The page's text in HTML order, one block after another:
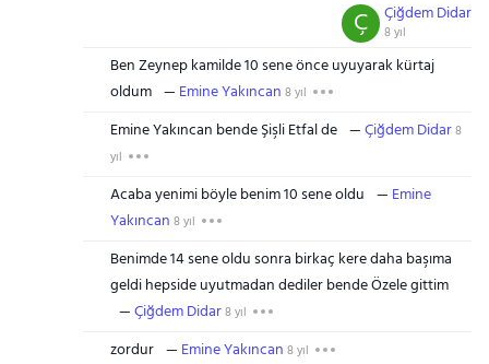
Çiğdem Didar
8 yıl
Ç
Ben Zeynep kamilde 10 sene önce uyuyarak kürtaj
oldum
Emine Yakıncan 8 yıl
Emine Yakıncan bende Şişli Etfal de Çiğdem Didar8
yıl
Acaba yenimi böyle benim 10 sene oldu
Emine
Yakıncan 8 yıl
Benimde 14 sene oldu sonra birkaç kere daha başıma
geldi hepside uyutmadan dediler bende Özele gittim
Çiğdem Didar8 yıl
zordur Emine Yakıncan 8 yıl